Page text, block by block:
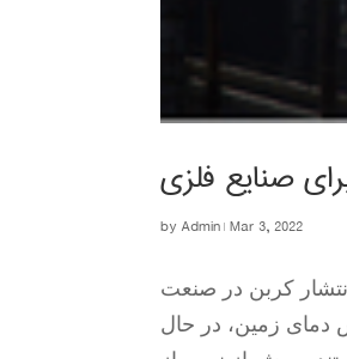
صنایع فلزی
by Admin|Mar 3, 2022
کربن در صنعت
دمای زمین، در حال